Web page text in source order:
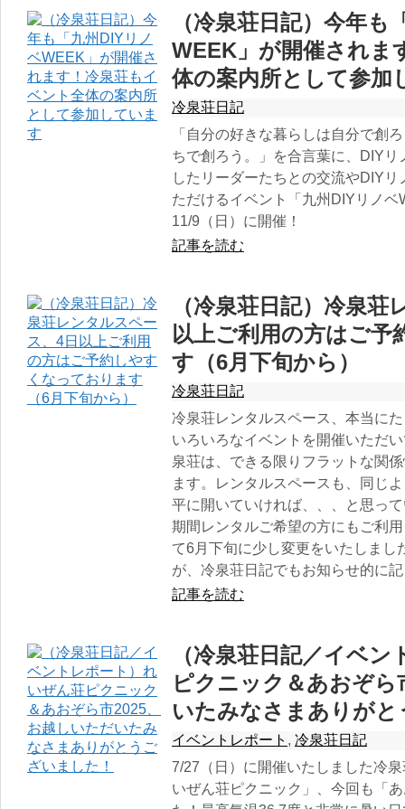
（冷泉荘日記）今年も
WEEK」が開催されま
体の案内所として参加
冷泉荘日記
「自分の好きな暮らしは自分で創
ちで創ろう。」を合言葉に、DIY
したリーダーたちとの交流やDIY
ただけるイベント「九州DIYリノ
11/9（日）に開催！
記事を読む
（冷泉荘日記）冷泉
以上ご利用の方はご
す（6月下旬から）
冷泉荘日記
冷泉荘レンタルスペース、本当に
いろいろなイベントを開催いただ
泉荘は、できる限りフラットな関
ます。レンタルスペースも、同じ
平に開いていければ、、、と思っ
期間レンタルご希望の方にもご利
て6月下旬に少し変更をいたしま
が、冷泉荘日記でもお知らせ的に
記事を読む
（冷泉荘日記／イベ
ピクニック＆あおぞ
いたみなさまありが
イベントレポート , 冷泉荘日記
7/27（日）に開催いたしました冷
いぜん荘ピクニック」、今回も「